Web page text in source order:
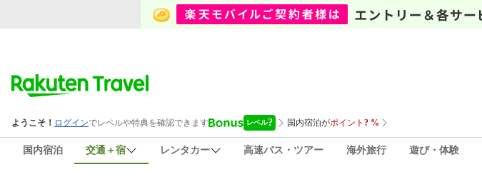
国内宿泊 交通＋宿 レンタカー 高速バス・ツアー 海外旅行 遊び・体験